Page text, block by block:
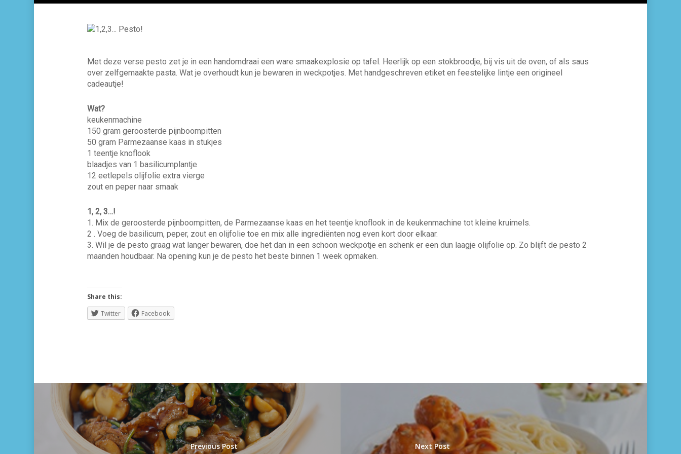
Met deze verse pesto zet je in een handomdraai een ware smaakexplosie op tafel. Heerlijk op een stokbroodje, bij vis uit de oven, of als saus
over zelfgemaakte pasta. Wat je overhoudt kun je bewaren in weckpotjes. Met handgeschreven etiket en feestelijke lintje een origineel
cadeautje!
Wat?
keukenmachine
150 gram geroosterde pijnboompitten
50 gram Parmezaanse kaas in stukjes
1 teentje knoflook
blaadjes van 1 basilicumplantje
12 eetlepels olijfolie extra vierge
zout en peper naar smaak
1, 2, 3…!
1. Mix de geroosterde pijnboompitten, de Parmezaanse kaas en het teentje knoflook in de keukenmachine tot kleine kruimels.
2 . Voeg de basilicum, peper, zout en olijfolie toe en mix alle ingrediënten nog even kort door elkaar.
3. Wil je de pesto graag wat langer bewaren, doe het dan in een schoon weckpotje en schenk er een dun laagje olijfolie op. Zo blijft de pesto 2
maanden houdbaar. Na opening kun je de pesto het beste binnen 1 week opmaken.
Share this:
Twitter
Facebook
Previous Post Next Post